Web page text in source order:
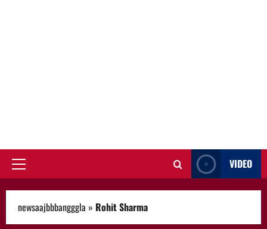
Primary
VIDEO
newsaajbbbangggla » Rohit Sharma